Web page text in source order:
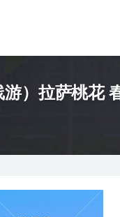
）拉萨桃花